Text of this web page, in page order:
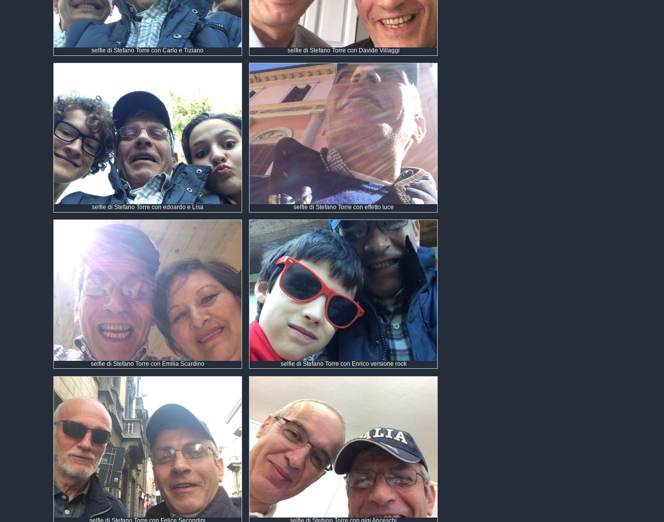
selfie di Stefano Torre con Carlo e Tiziano selfie di Stefano Torre con Davide Villaggi
selfie di Stefano Torre con edoardo e Lisa selfie di Stefano Torre con effetto luce
selfie di Stefano Torre con Emilia Scardino selfie di Stefano Torre con Enrico versione rock
selfie di Stefano Torre con Felice Secondini selfie di Stefano Torre con gigi Anceschi